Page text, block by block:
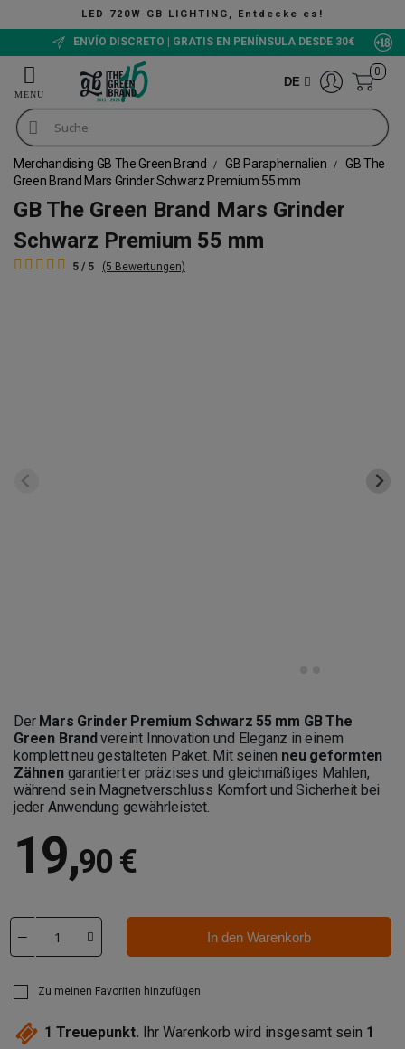
LED 720W GB LIGHTING, Entdecke es!
ENVÍO DISCRETO | GRATIS EN PENÍNSULA DESDE 30€
DE
0
Merchandising GB The Green Brand GB Paraphernalien
GB The
Green Brand Mars Grinder Schwarz Premium 55 mm
GB The Green Brand Mars Grinder
Schwarz Premium 55 mm
5 / 5 (5 Bewertungen)
Der Mars Grinder Premium Schwarz 55 mm GB The
Green Brandvereint Innovation und Eleganz in einem
komplett neu gestalteten Paket. Mit seinen neu geformten
Zähnengarantiert er präzises und gleichmäßiges Mahlen,
während sein Magnetverschluss Komfort und Sicherheit bei
jeder Anwendung gewährleistet.
19,90 €
In den Warenkorb
Zu meinen Favoriten hinzufügen
1 Treuepunkt. Ihr Warenkorb wird insgesamt sein 1